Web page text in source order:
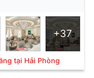
+37
tại Hải Phòng